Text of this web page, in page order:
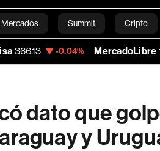
Mercados Summit Cripto
Economía Estilo de vida
-0.04% MercadoLibre 1,879.59
dato que
y